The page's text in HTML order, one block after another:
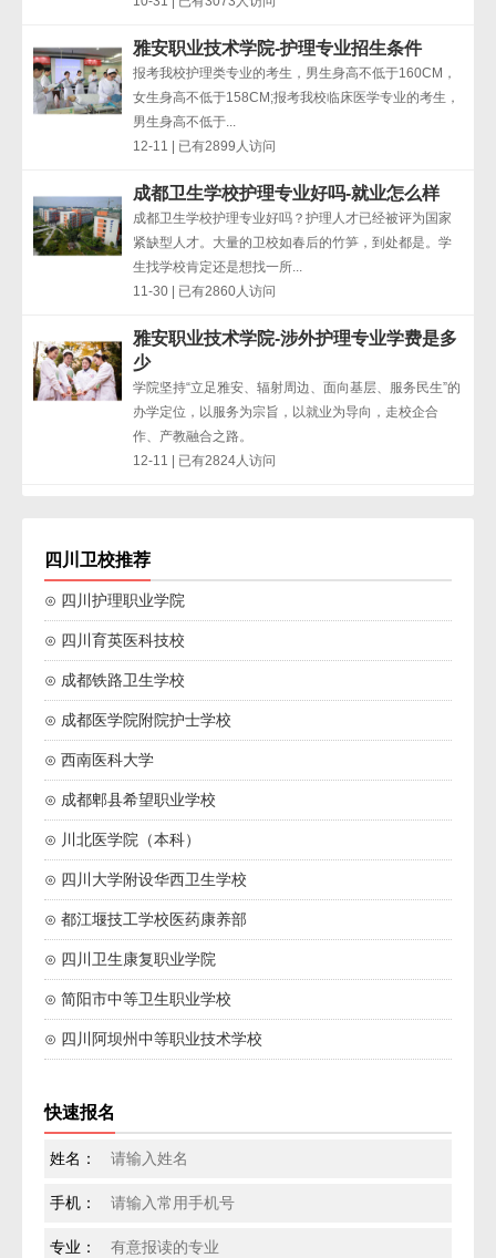
雅安职业技术学院-护理专业招生条件
报考我校护理类专业的考生，男生身高不低于160CM，
女生身高不低于158CM;报考我校临床医学专业的考生，
男生身高不低于...
12-11 | 已有2899人访问
成都卫生学校护理专业好吗-就业怎么样
成都卫生学校护理专业好吗？护理人才已经被评为国家
紧缺型人才。大量的卫校如春后的竹笋，到处都是。学
生找学校肯定还是想找一所...
11-30 | 已有2860人访问
雅安职业技术学院-涉外护理专业学费是多
少
学院坚持“立足雅安、辐射周边、面向基层、服务民生”的
办学定位，以服务为宗旨，以就业为导向，走校企合
作、产教融合之路。
12-11 | 已有2824人访问
四川卫校推荐
⊙ 四川护理职业学院
⊙ 四川育英医科技校
⊙ 成都铁路卫生学校
⊙ 成都医学院附院护士学校
⊙ 西南医科大学
⊙ 成都郫县希望职业学校
⊙ 川北医学院（本科）
⊙ 四川大学附设华西卫生学校
⊙ 都江堰技工学校医药康养部
⊙ 四川卫生康复职业学院
⊙ 简阳市中等卫生职业学校
⊙ 四川阿坝州中等职业技术学校
快速报名
姓名：
手机：
专业：